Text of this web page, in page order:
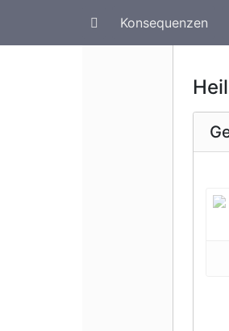
Konsequenzen